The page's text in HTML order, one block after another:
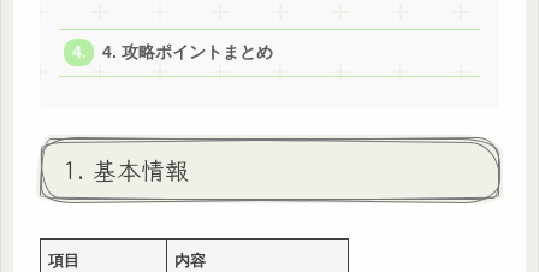
4. 攻略ポイントまとめ
1. 基本情報
項目 内容